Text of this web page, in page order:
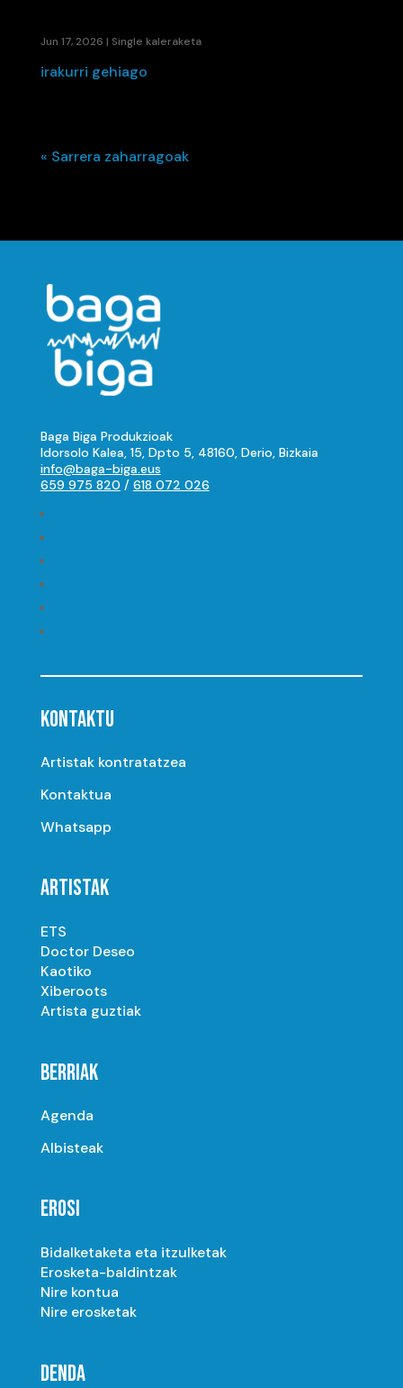
Jun 17, 2026 | Single kaleraketa
irakurri gehiago
« Sarrera zaharragoak
Baga Biga Produkzioak
Idorsolo Kalea, 15, Dpto 5, 48160, Derio, Bizkaia
info@baga-biga.eus
659 975 820 / 618 072 026
KONTAKTU
Artistak kontratatzea
Kontaktua
Whatsapp
ARTISTAK
ETS
Doctor Deseo
Kaotiko
Xiberoots
Artista guztiak
BERRIAK
Agenda
Albisteak
EROSI
Bidalketaketa eta itzulketak
Erosketa-baldintzak
Nire kontua
Nire erosketak
DENDA